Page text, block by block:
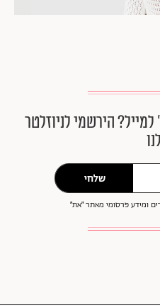
הירשמי לניוזלטר
שלחי
ומידע פרסומי מאתר ״את״